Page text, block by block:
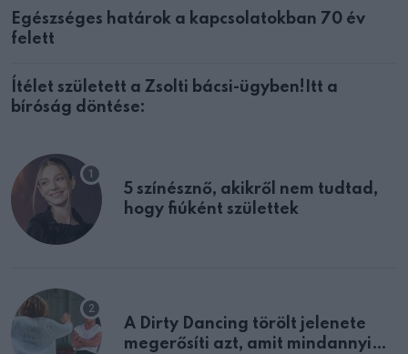
Egészséges határok a kapcsolatokban 70 év
felett
Ítélet született a Zsolti bácsi-ügyben!Itt a
bíróság döntése:
5 színésznő, akikről nem tudtad,
hogy fiúként születtek
A Dirty Dancing törölt jelenete
megerősíti azt, amit mindannyian